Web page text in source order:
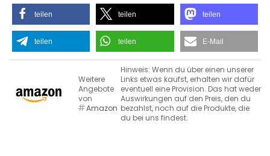
teilen teilen teilen
teilen teilen E-Mail
Weitere
Angebote
von
Amazon
Hinweis: Wenn du über einen unserer
Links etwas kaufst, erhalten wir dafür
eventuell eine Provision. Das hat weder
Auswirkungen auf den Preis, den du
bezahlst, noch auf die Produkte, die
du bei uns findest.